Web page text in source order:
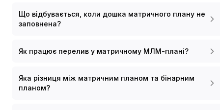
Що відбувається, коли дошка матричного плану не
заповнена?
Як працює перелив у матричному МЛМ-плані?
Яка різниця між матричним планом та бінарним
планом?